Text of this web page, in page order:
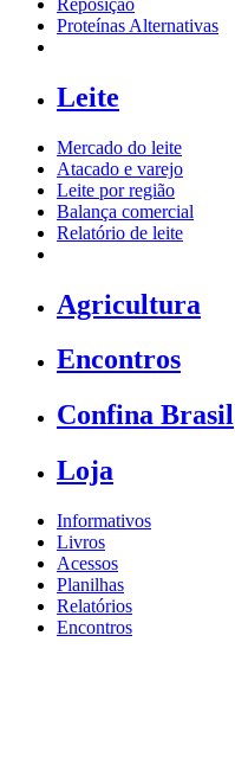
Proteínas Alternativas
Leite
Mercado do leite
Atacado e varejo
Leite por região
Balança comercial
Relatório de leite
Agricultura
Encontros
Confina Brasil
Loja
Informativos
Livros
Acessos
Planilhas
Relatórios
Encontros